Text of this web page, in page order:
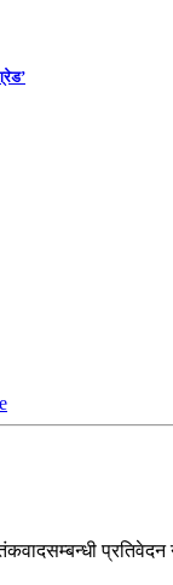
प्रतिवेदन